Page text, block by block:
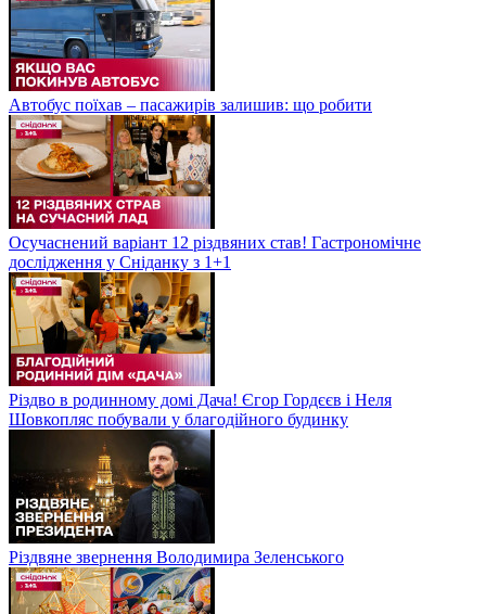
Автобус поїхав – пасажирів залишив: що робити
Осучаснений варіант 12 різдвяних став! Гастрономічне
дослідження у Сніданку з 1+1
Різдво в родинному домі Дача! Єгор Гордєєв і Неля
Шовкопляс побували у благодійного будинку
Різдвяне звернення Володимира Зеленського